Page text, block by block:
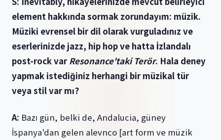
element hakkında sormak zorundayım: müzik.
Müziki evrensel bir dil olarak vurguladınız ve
eserlerinizde jazz, hip hop ve hatta İzlandalı
post-rock var Resonance'taki Terör. Hala deney
yapmak istediğiniz herhangi bir müzikal tür
veya stil var mı?
A: Bazı gün, belki de, Andalucia, güney
İspanya'dan gelen alevnco [art form ve müzik